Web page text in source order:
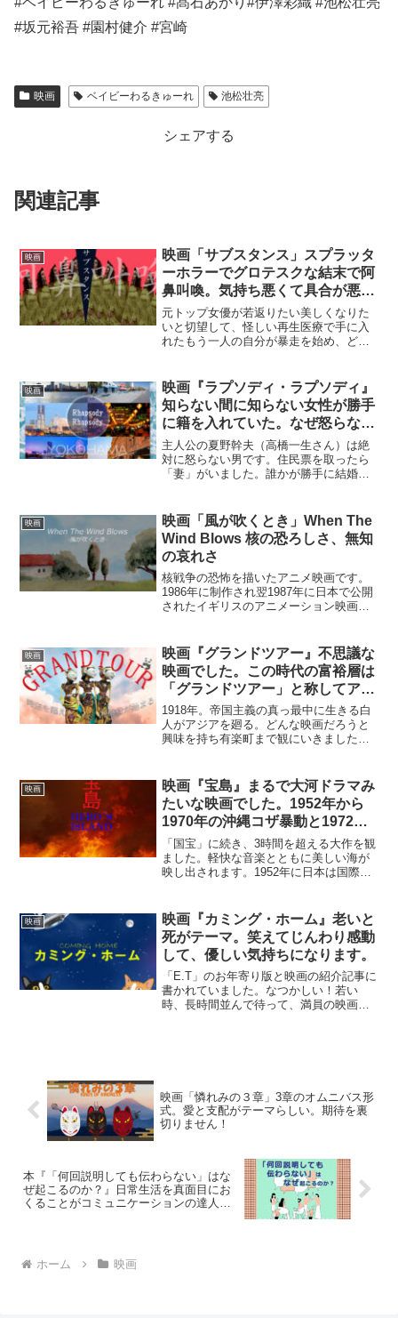
#坂元裕吾 #園村健介 #宮崎
映画 ベイビーわるきゅーれ 池松壮亮
シェアする
関連記事
映画
映画「サブスタンス」スプラッタ
ーホラーでグロテスクな結末で阿
鼻叫喚。気持ち悪くて具合が悪く
なりそうでした。
元トップ女優が若返りたい美しくなりた
いと切望して、怪しい再生医療で手に入
れたもう一人の自分が暴走を始め、どん
の衰えを感じています。でも私から見る
と年相応に美しく、スタ...
映画
映画『ラプソディ・ラプソディ』
知らない間に知らない女性が勝手
に籍を入れていた。なぜ怒らない
のだー！！横浜が舞台の映画で
す。
主人公の夏野幹夫（高橋一生さん）は絶
対に怒らない男です。住民票を取ったら
「妻」がいました。誰かが勝手に結婚届
ん。刑事事件です。「でも一体なぜ？何
のために？」と、警察に通...
映画
映画「風が吹くとき」When The
Wind Blows 核の恐ろしさ、無知
の哀れさ
核戦争の恐怖を描いたアニメ映画です。
1986年に制作され翌1987年に日本で公開
されたイギリスのアニメーション映画
た。公開当時から評判は良かったのです
が、何かタイ...
映画
映画『グランドツアー』不思議な
映画でした。この時代の富裕層は
「グランドツアー」と称してアジ
アを旅行するのが流行ったそうで
す。
1918年。帝国主義の真っ最中に生きる白
人がアジアを廻る。どんな映画だろうと
興味を持ち有楽町まで観にいきました。
なと思っていましたが、後からポルトガ
ル語だと分かりました...
映画
映画『宝島』まるで大河ドラマみ
たいな映画でした。1952年から
1970年の沖縄コザ暴動と1972年
までの20年間の物語。
「国宝」に続き、3時間を超える大作を観
ました。軽快な音楽とともに美しい海が
映し出されます。1952年に日本は国際社
し住民に配る「戦果アギヤー」と呼ばれ
る若者たちのグルー...
映画
映画『カミング・ホーム』老いと
死がテーマ。笑えてじんわり感動
して、優しい気持ちになります。
「E.T」のお年寄り版と映画の紹介記事に
書かれていました。なつかしい！若い
時、長時間並んで待って、満員の映画館
映画「憐れみの３章」3章のオムニバス形
式。愛と支配がテーマらしい。期待を裏
切りません！
本『「何回説明しても伝わらない」はな
ぜ起こるのか？』日常生活を真面目にお
くることがコミュニケーションの達人に
ホーム 映画